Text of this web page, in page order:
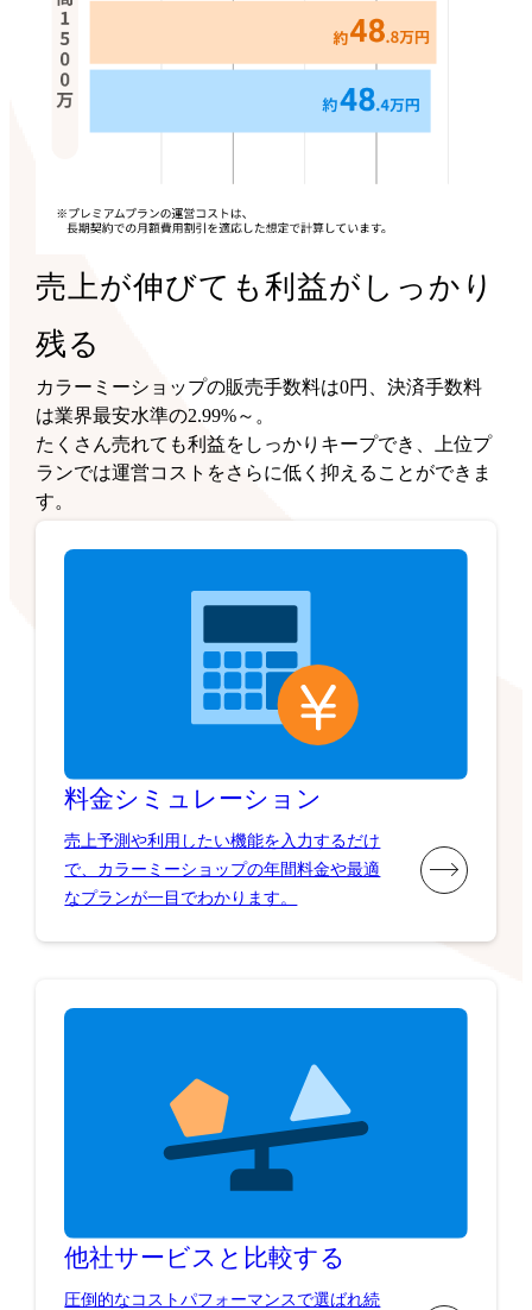
売上が伸びても利益がしっかり
残る
カラーミーショップの販売手数料は0円、決済手数料
は業界最安水準の2.99%～。
たくさん売れても利益をしっかりキープでき、上位プ
ランでは運営コストをさらに低く抑えることができま
す。
料金シミュレーション
売上予測や利用したい機能を入力するだけ
で、カラーミーショップの年間料金や最適
なプランが一目でわかります。
他社サービスと比較する
圧倒的なコストパフォーマンスで選ばれ続